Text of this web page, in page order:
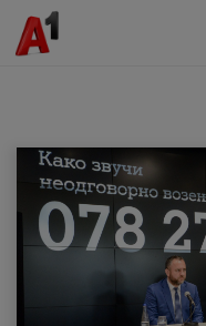
МК EN SQ